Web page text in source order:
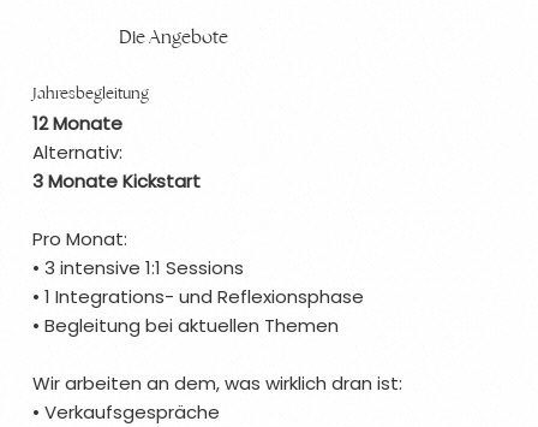
Die Angebote
Jahresbegleitung
12 Monate
Alternativ:
3 Monate Kickstart
Pro Monat:
• 3 intensive 1:1 Sessions
• 1 Integrations- und Reflexionsphase
• Begleitung bei aktuellen Themen
Wir arbeiten an dem, was wirklich dran ist:
• Verkaufsgespräche